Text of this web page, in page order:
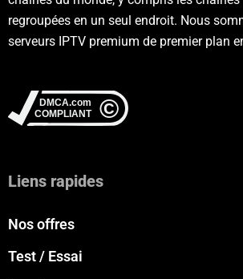
regroupées en un seul endroit. Nous
serveurs IPTV premium de premier plan
Liens rapides
Nos offres
Test / Essai